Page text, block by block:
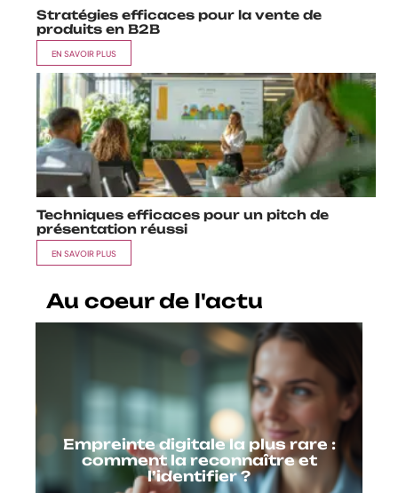
Stratégies efficaces pour la vente de
produits en B2B
EN SAVOIR PLUS
Techniques efficaces pour un pitch de
présentation réussi
EN SAVOIR PLUS
Au coeur de l'actu
Empreinte digitale la plus rare :
comment la reconnaître et
l’identifier ?